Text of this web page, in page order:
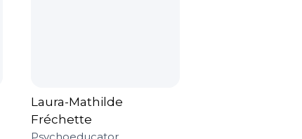
Laura-Mathilde
Fréchette